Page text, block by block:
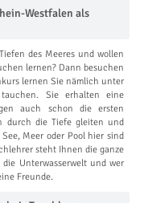
Westfalen als
des Meeres und wollen
lernen? Dann besuchen
lernen Sie nämlich unter
Sie erhalten eine
auch schon die ersten
durch die Tiefe gleiten und
Meer oder Pool hier sind
steht Ihnen die ganze
Unterwasserwelt und wer
Freunde.